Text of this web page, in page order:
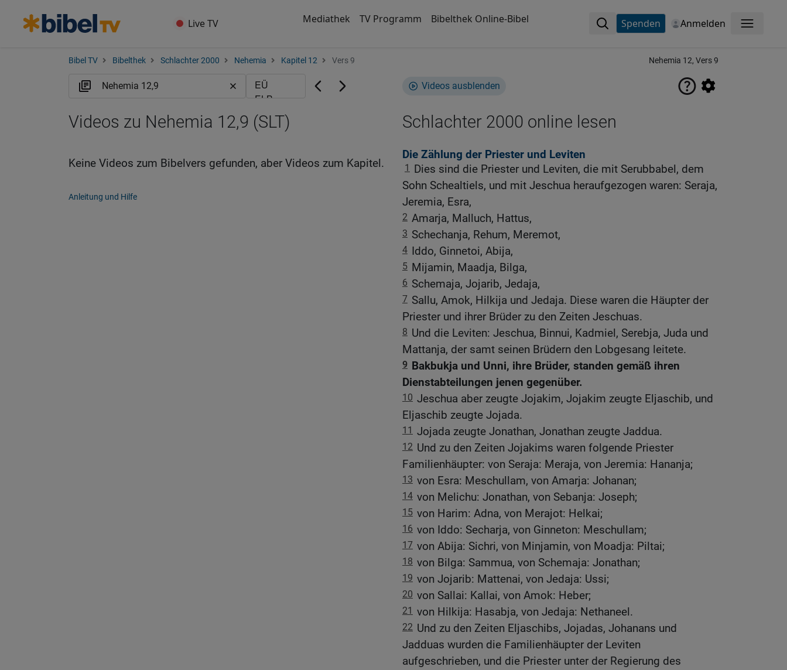
Live TV Mediathek TV Programm Bibelthek Online-Bibel Spenden Anmelden Menü
Bibel TV Bibelthek Schlachter 2000 Nehemia Kapitel 12 Vers 9 Nehemia 12, Vers 9
Videos ausblenden
Schlachter 2000 online lesen
Die Zählung der Priester und Leviten
1
Dies sind die Priester und Leviten, die mit Serubbabel, dem
Sohn Schealtiels, und mit Jeschua heraufgezogen waren: Seraja,
Jeremia, Esra,
2 Amarja, Malluch, Hattus,
3 Schechanja, Rehum, Meremot,
4 Iddo, Ginnetoi, Abija,
5 Mijamin, Maadja, Bilga,
6 Schemaja, Jojarib, Jedaja,
7 Sallu, Amok, Hilkija und Jedaja. Diese waren die Häupter der
Priester und ihrer Brüder zu den Zeiten Jeschuas.
8 Und die Leviten: Jeschua, Binnui, Kadmiel, Serebja, Juda und
Mattanja, der samt seinen Brüdern den Lobgesang leitete.
9 Bakbukja und Unni, ihre Brüder, standen gemäß ihren
Dienstabteilungen jenen gegenüber.
10 Jeschua aber zeugte Jojakim, Jojakim zeugte Eljaschib, und
Eljaschib zeugte Jojada.
11 Jojada zeugte Jonathan, Jonathan zeugte Jaddua.
12 Und zu den Zeiten Jojakims waren folgende Priester
Familienhäupter: von Seraja: Meraja, von Jeremia: Hananja;
13 von Esra: Meschullam, von Amarja: Johanan;
14 von Melichu: Jonathan, von Sebanja: Joseph;
15 von Harim: Adna, von Merajot: Helkai;
16 von Iddo: Secharja, von Ginneton: Meschullam;
17 von Abija: Sichri, von Minjamin, von Moadja: Piltai;
18 von Bilga: Sammua, von Schemaja: Jonathan;
19 von Jojarib: Mattenai, von Jedaja: Ussi;
20 von Sallai: Kallai, von Amok: Heber;
21 von Hilkija: Hasabja, von Jedaja: Nethaneel.
22 Und zu den Zeiten Eljaschibs, Jojadas, Johanans und
Jadduas wurden die Familienhäupter der Leviten
aufgeschrieben, und die Priester unter der Regierung des
Videos zu Nehemia 12,9 (SLT)
Keine Videos zum Bibelvers gefunden, aber Videos zum Kapitel.
Anleitung und Hilfe